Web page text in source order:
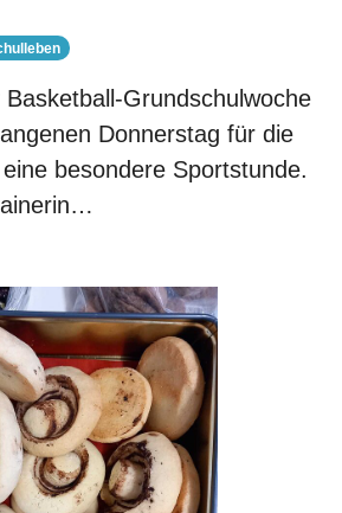
Grundschulwoche
Donnerstag für die
besondere Sportstunde.